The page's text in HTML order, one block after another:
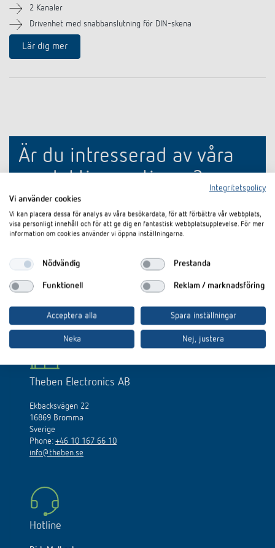
2 Kanaler
Drivenhet med snabbanslutning för DIN-skena
Lär dig mer
Är du intresserad av våra
produktinnovationer?
Håll dig uppdaterad!
Prenumerera på nyhetsbrevet
Theben Electronics AB
Ekbacksvägen 22
16869 Bromma
Sverige
Phone: +46 10 167 66 10
info@theben.se
Hotline
Integritetspolicy
Vi använder cookies
Vi kan placera dessa för analys av våra besökardata, för att förbättra vår webbplats,
visa personligt innehåll och för att ge dig en fantastisk webbplatsupplevelse. För mer
information om cookies använder vi öppna inställningarna.
Nödvändig Prestanda
Funktionell Reklam / marknadsföring
Acceptera alla Spara inställningar
Neka Nej, justera